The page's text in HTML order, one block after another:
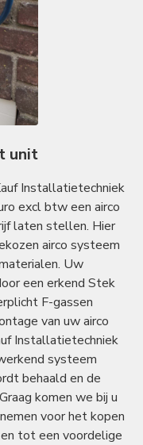
unit
Installatietechniek
excl btw een airco
laten stellen. Hier
airco systeem
Uw
een erkend Stek
F-gassen
van uw airco
Installatietechniek
systeem
behaald en de
komen we bij u
voor het kopen
tot een voordelige